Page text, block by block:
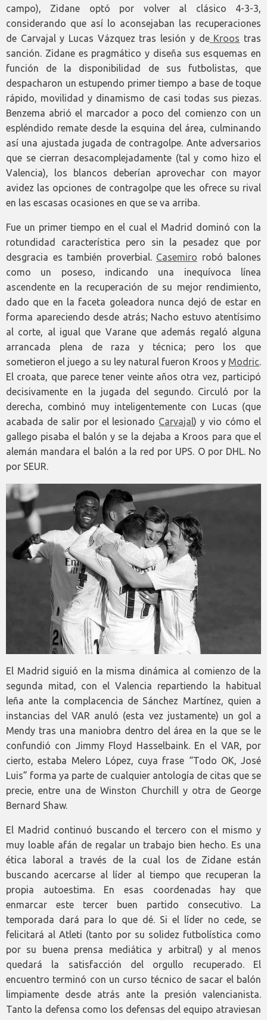
campo), Zidane optó por volver al clásico 4-3-3,
considerando que así lo aconsejaban las recuperaciones
de Carvajal y Lucas Vázquez tras lesión y deKroos tras
sanción. Zidane es pragmático y diseña sus esquemas en
función de la disponibilidad de sus futbolistas, que
despacharon un estupendo primer tiempo a base de toque
rápido, movilidad y dinamismo de casi todas sus piezas.
Benzema abrió el marcador a poco del comienzo con un
espléndido remate desde la esquina del área, culminando
así una ajustada jugada de contragolpe. Ante adversarios
que se cierran desacomplejadamente (tal y como hizo el
Valencia), los blancos deberían aprovechar con mayor
avidez las opciones de contragolpe que les ofrece su rival
en las escasas ocasiones en que se va arriba.
Fue un primer tiempo en el cual el Madrid dominó con la
rotundidad característica pero sin la pesadez que por
desgracia es también proverbial. Casemiro robó balones
como un poseso, indicando una inequívoca línea
ascendente en la recuperación de su mejor rendimiento,
dado que en la faceta goleadora nunca dejó de estar en
forma apareciendo desde atrás; Nacho estuvo atentísimo
al corte, al igual que Varane que además regaló alguna
arrancada plena de raza y técnica; pero los que
sometieron el juego a su ley natural fueron Kroos y Modric.
El croata, que parece tener veinte años otra vez, participó
decisivamente en la jugada del segundo. Circuló por la
derecha, combinó muy inteligentemente con Lucas (que
acabada de salir por el lesionado Carvajal) y vio cómo el
gallego pisaba el balón y se la dejaba a Kroos para que el
alemán mandara el balón a la red por UPS. O por DHL. No
por SEUR.
El Madrid siguió en la misma dinámica al comienzo de la
segunda mitad, con el Valencia repartiendo la habitual
leña ante la complacencia de Sánchez Martínez, quien a
instancias del VAR anuló (esta vez justamente) un gol a
Mendy tras una maniobra dentro del área en la que se le
confundió con Jimmy Floyd Hasselbaink. En el VAR, por
cierto, estaba Melero López, cuya frase “Todo OK, José
Luis” forma ya parte de cualquier antología de citas que se
precie, entre una de Winston Churchill y otra de George
Bernard Shaw.
El Madrid continuó buscando el tercero con el mismo y
muy loable afán de regalar un trabajo bien hecho. Es una
ética laboral a través de la cual los de Zidane están
buscando acercarse al líder al tiempo que recuperan la
propia autoestima. En esas coordenadas hay que
enmarcar este tercer buen partido consecutivo. La
temporada dará para lo que dé. Si el líder no cede, se
felicitará al Atleti (tanto por su solidez futbolística como
por su buena prensa mediática y arbitral) y al menos
quedará la satisfacción del orgullo recuperado. El
encuentro terminó con un curso técnico de sacar el balón
limpiamente desde atrás ante la presión valencianista.
Tanto la defensa como los defensas del equipo atraviesan